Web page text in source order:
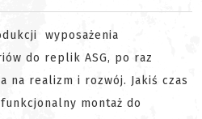
wyposażenia
do replik ASG, po raz
na realizm i rozwój. Jakiś czas
montaż do